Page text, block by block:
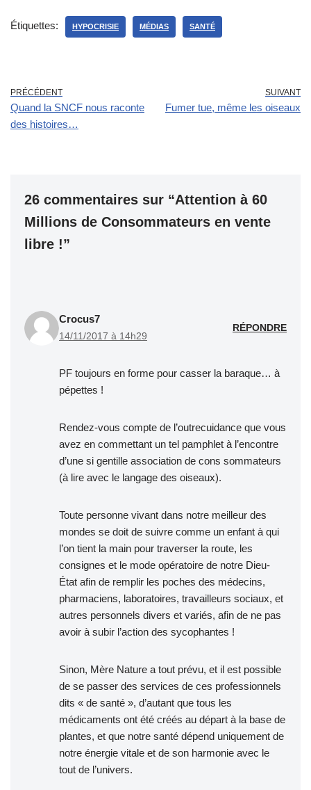
Étiquettes: HYPOCRISIE MÉDIAS SANTÉ
PRÉCÉDENT
Quand la SNCF nous raconte
des histoires…
SUIVANT
Fumer tue, même les oiseaux
26 commentaires sur “Attention à 60
Millions de Consommateurs en vente
libre !”
Crocus7
14/11/2017 à 14h29
RÉPONDRE
PF toujours en forme pour casser la baraque… à
pépettes !
Rendez-vous compte de l’outrecuidance que vous
avez en commettant un tel pamphlet à l’encontre
d’une si gentille association de cons sommateurs
(à lire avec le langage des oiseaux).
Toute personne vivant dans notre meilleur des
mondes se doit de suivre comme un enfant à qui
l’on tient la main pour traverser la route, les
consignes et le mode opératoire de notre Dieu-
État afin de remplir les poches des médecins,
pharmaciens, laboratoires, travailleurs sociaux, et
autres personnels divers et variés, afin de ne pas
avoir à subir l’action des sycophantes !
Sinon, Mère Nature a tout prévu, et il est possible
de se passer des services de ces professionnels
dits « de santé », d’autant que tous les
médicaments ont été créés au départ à la base de
plantes, et que notre santé dépend uniquement de
notre énergie vitale et de son harmonie avec le
tout de l’univers.